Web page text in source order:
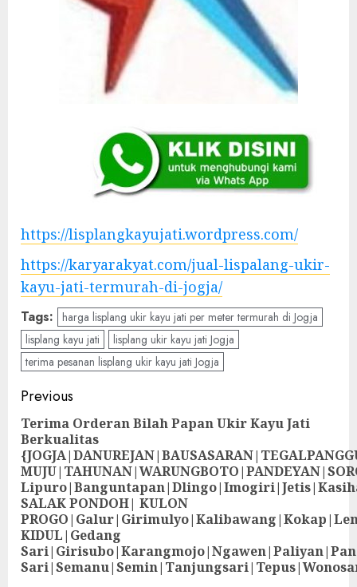
https://lisplangkayujati.wordpress.com/
https://karyarakyat.com/jual-lispalang-ukir-
kayu-jati-termurah-di-jogja/
Tags: harga lisplang ukir kayu jati per meter termurah di Jogja
lisplang kayu jati
lisplang ukir kayu jati Jogja
terima pesanan lisplang ukir kayu jati Jogja
Previous
Terima Orderan Bilah Papan Ukir Kayu Jati
Berkualitas
SALAK PONDOH| KULON
KIDUL|Gedang